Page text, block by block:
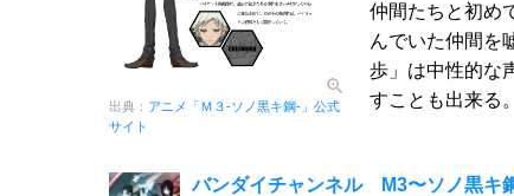
出典： アニメ「Ｍ３-ソノ黒キ鋼-」公式
サイト
仲間たちと初め
んでいた仲間を
歩」は中性的な
すことも出来る
バンダイチャンネル M3〜ソノ黒